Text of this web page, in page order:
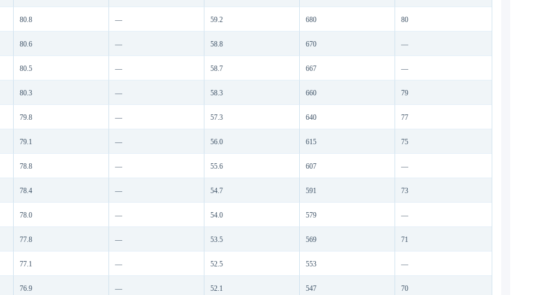
80.8 — 59.2 680 80
80.6 — 58.8 670 —
80.5 — 58.7 667 —
80.3 — 58.3 660 79
79.8 — 57.3 640 77
79.1 — 56.0 615 75
78.8 — 55.6 607 —
78.4 — 54.7 591 73
78.0 — 54.0 579 —
77.8 — 53.5 569 71
77.1 — 52.5 553 —
76.9 — 52.1 547 70